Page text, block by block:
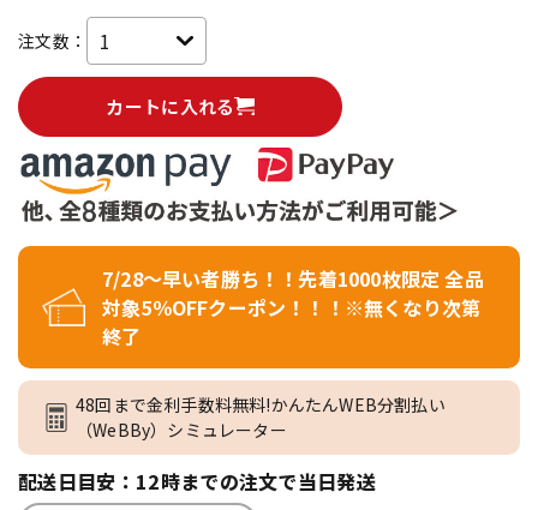
注文数：
カートに入れる
7/28～早い者勝ち！！先着1000枚限定 全品
対象5％OFFクーポン！！！※無くなり次第
終了
48回まで金利手数料無料!かんたんWEB分割払い
（WeBBy）シミュレーター
配送日目安：12時までの注文で当日発送